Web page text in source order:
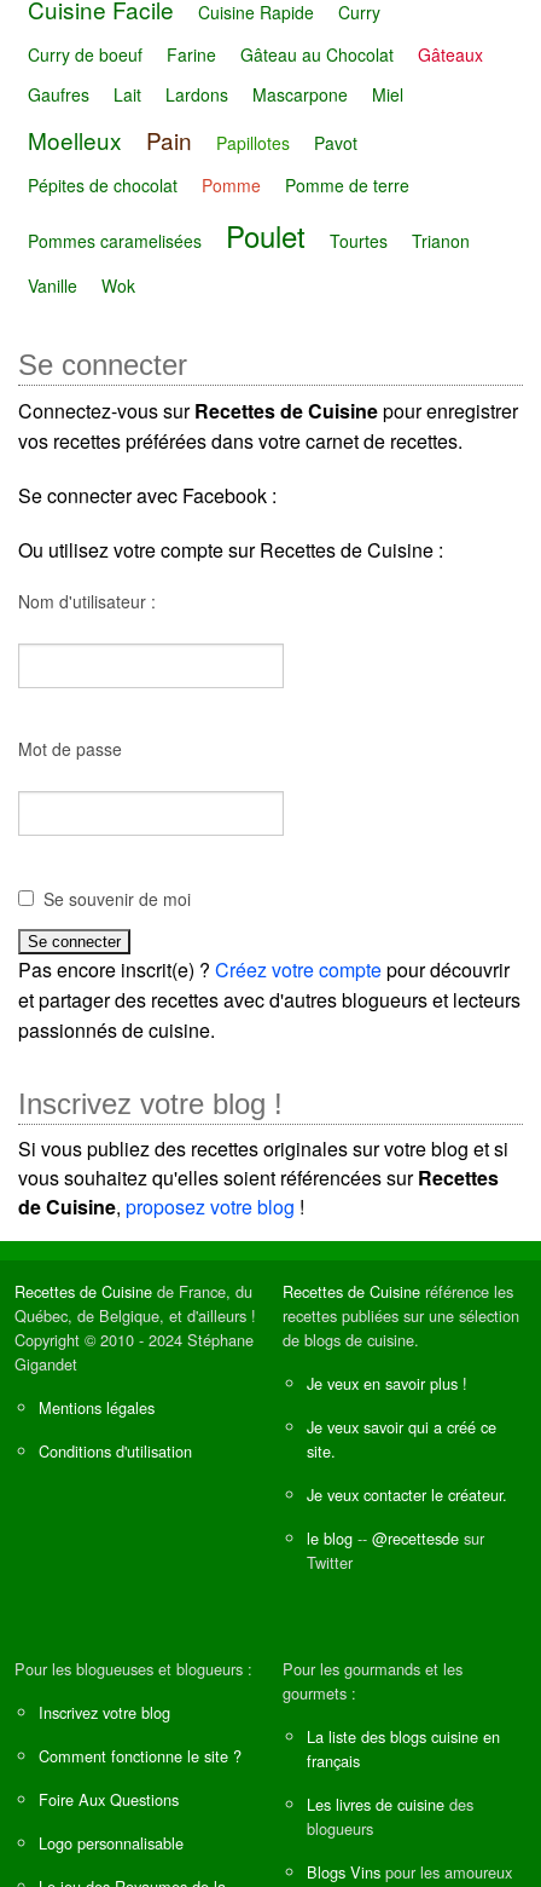
Cuisine Facile Cuisine Rapide
Curry
Curry de boeuf
Farine Gâteau au Chocolat
Gâteaux
Gaufres
Lait Lardons Mascarpone Miel
Moelleux Pain Papillotes
Pavot
Pépites de chocolat
Pomme Pomme de terre
Pommes caramelisées Poulet Tourtes
Trianon
Vanille
Wok
Se connecter
Connectez-vous surRecettes de Cuisinepour enregistrer
vos recettes préférées dans votre carnet de recettes.
Se connecter avec Facebook :
Ou utilisez votre compte sur Recettes de Cuisine :
Nom d'utilisateur :
Mot de passe
Se souvenir de moi
Pas encore inscrit(e) ? Créez votre comptepour découvrir
et partager des recettes avec d'autres blogueurs et lecteurs
passionnés de cuisine.
Inscrivez votre blog !
Si vous publiez des recettes originales sur votre blog et si
vous souhaitez qu'elles soient référencées surRecettes
de Cuisine, proposez votre blog !
Recettes de Cuisine de France, du
Québec, de Belgique, et d'ailleurs !
Copyright © 2010 - 2024 Stéphane
Gigandet
Mentions légales
Conditions d'utilisation
Recettes de Cuisine référence les
recettes publiées sur une sélection
de blogs de cuisine.
Je veux en savoir plus !
Je veux savoir qui a créé ce
site.
Je veux contacter le créateur.
le blog -- @recettesde sur
Twitter
Pour les blogueuses et blogueurs :
Inscrivez votre blog
Comment fonctionne le site ?
Foire Aux Questions
Logo personnalisable
Pour les gourmands et les
gourmets :
La liste des blogs cuisine en
français
Les livres de cuisine des
blogueurs
Blogs Vins pour les amoureux